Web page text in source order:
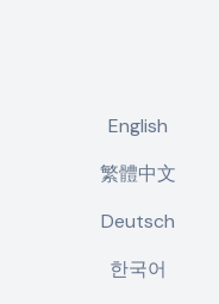
English
繁體中文
Deutsch
한국어